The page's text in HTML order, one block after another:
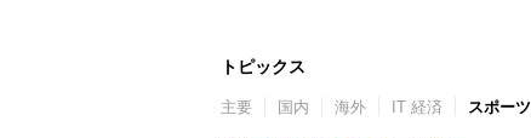
トピックス
主要 国内 海外 IT 経済 スポーツ